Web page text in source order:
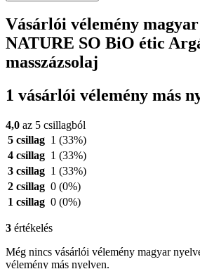
Vásárlói vélemény
NATURE SO BiO étic
masszázsolaj
1 vásárlói vélemény más
4,0 az 5 csillagból
5 csillag 1 (33%)
4 csillag 1 (33%)
3 csillag 1 (33%)
2 csillag 0 (0%)
1 csillag 0 (0%)
3 értékelés
Még nincs vásárlói vélemény magyar
vélemény más nyelven.